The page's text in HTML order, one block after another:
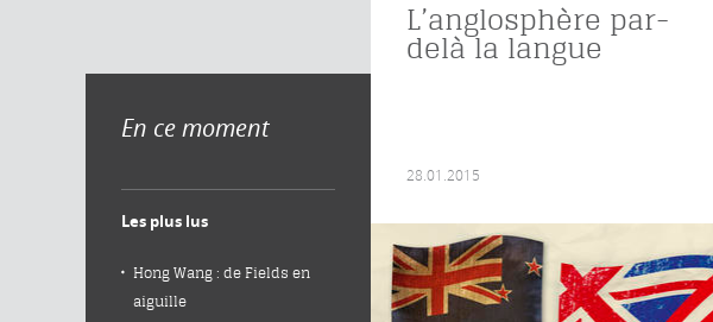
L’anglosphère par-
delà la langue
28.01.2015
En ce moment
Les plus lus
Hong Wang : de Fields en
aiguille